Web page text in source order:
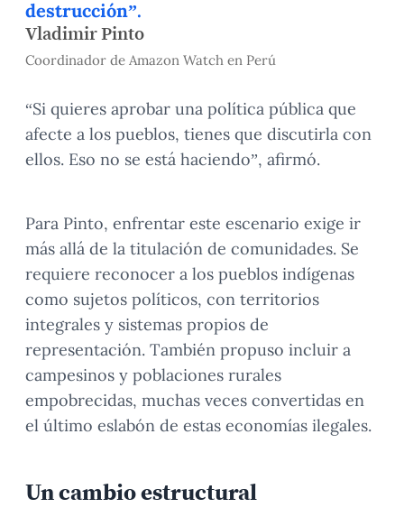
destrucción”.
Vladimir Pinto
Coordinador de Amazon Watch en Perú
“Si quieres aprobar una política pública que
afecte a los pueblos, tienes que discutirla con
ellos. Eso no se está haciendo”, afirmó.
Para Pinto, enfrentar este escenario exige ir
más allá de la titulación de comunidades. Se
requiere reconocer a los pueblos indígenas
como sujetos políticos, con territorios
integrales y sistemas propios de
representación. También propuso incluir a
campesinos y poblaciones rurales
empobrecidas, muchas veces convertidas en
el último eslabón de estas economías ilegales.
Un cambio estructural